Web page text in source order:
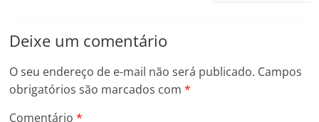
Deixe um comentário
O seu endereço de e-mail não será publicado. Campos
obrigatórios são marcados com*
Comentário*